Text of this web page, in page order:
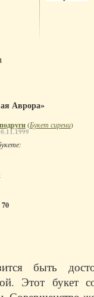
Аврора»
(Букет сирени)
70
быть
Этот букет